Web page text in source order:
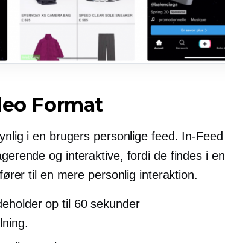
Format
i en brugers personlige feed. In-Feed
og interaktive, fordi de findes i en
til en mere personlig interaktion.
op til 60 sekunder